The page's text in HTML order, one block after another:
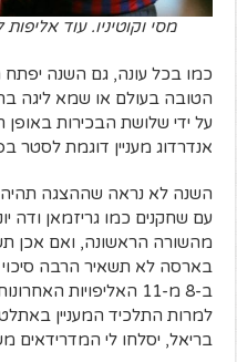
כמו בכל עונה, גם השנה יפתח
הטובה בעולם או שמא ליגה
על ידי שלושת הבכירות באופן
אנדרדוג מעניין דוגמת לסטר
השנה לא נראה שההצגה תהיה
עם שחקנים כמו גריזמאן ודה
מהשורה הראשונה, ואם אכן
בארסה לא תשאיר הרבה
ב-8 מ-11 האליפויות
למרות התלכיד המעניין
בריאל, יסלחו לי המדרידאים